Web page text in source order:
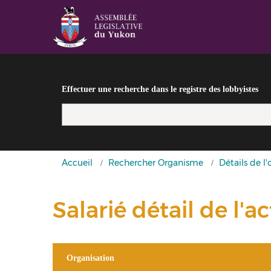
Effectuer une recherche dans le registre des lobbyistes
Accueil Rechercher Organisme Détails de
Salarié détail de
Organisation